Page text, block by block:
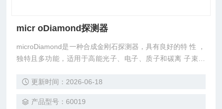
micr oDiamond探测器
microDiamond是一种合成金刚石探测器，具有良好的特 性 ，
独特且多功能，适用于高能光子、电子、质子和碳离 子束的
测量以及大场剂量测量的选择。使用多功能的 microDiamon
更新时间：2026-06-18
产品型号：60019